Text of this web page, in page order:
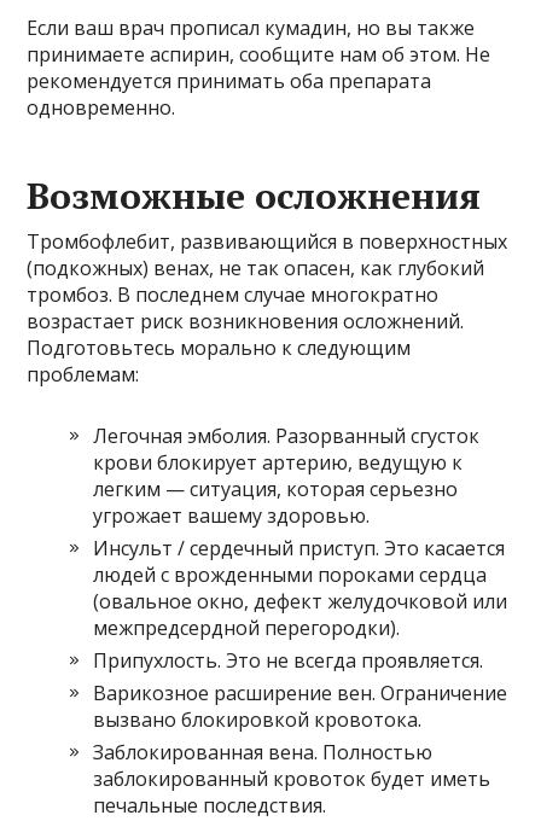
Если ваш врач прописал кумадин, но вы также
принимаете аспирин, сообщите нам об этом. Не
рекомендуется принимать оба препарата
одновременно.
Возможные осложнения
Тромбофлебит, развивающийся в поверхностных
(подкожных) венах, не так опасен, как глубокий
тромбоз. В последнем случае многократно
возрастает риск возникновения осложнений.
Подготовьтесь морально к следующим
проблемам:
Легочная эмболия. Разорванный сгусток
крови блокирует артерию, ведущую к
легким — ситуация, которая серьезно
угрожает вашему здоровью.
Инсульт / сердечный приступ. Это касается
людей с врожденными пороками сердца
(овальное окно, дефект желудочковой или
межпредсердной перегородки).
Припухлость. Это не всегда проявляется.
Варикозное расширение вен. Ограничение
вызвано блокировкой кровотока.
Заблокированная вена. Полностью
заблокированный кровоток будет иметь
печальные последствия.